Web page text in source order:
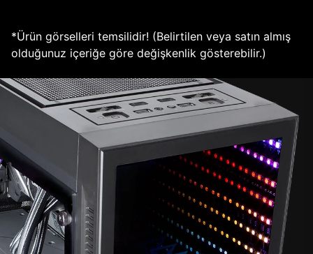
*Ürün görselleri temsilidir! (Belirtilen veya satın almış
olduğunuz içeriğe göre değişkenlik gösterebilir.)